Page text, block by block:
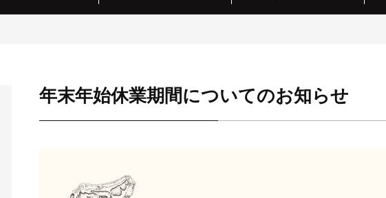
年末年始休業期間についてのお知らせ